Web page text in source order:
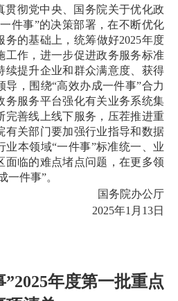
贯彻党中央、国务院关于优化政
件事”的决策部署，在不断优化
务的基础上，统筹做好2025年度
工作，进一步促进政务服务标准
续提升企业和群众满意度、获得
，围绕“高效办成一件事”合力
务服务平台强化有关业务系统集
完善线上线下服务，压茬推进重
有关部门要加强行业指导和数据
业本领域“一件事”标准统一、业
面临的难点堵点问题，在更多领
一件事”。
国务院办公厅
2025年1月13日
年度第一批重点